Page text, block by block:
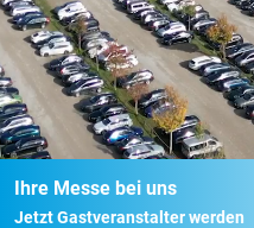
Ihre Messe bei uns
Jetzt Gastveranstalter werden